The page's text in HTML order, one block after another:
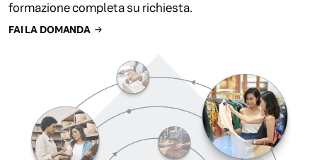
formazione completa su richiesta.
FAI LA DOMANDA